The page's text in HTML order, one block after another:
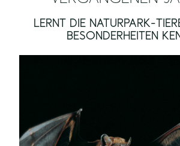
LERNT DIE NATURPARK-
BESONDERHEITEN